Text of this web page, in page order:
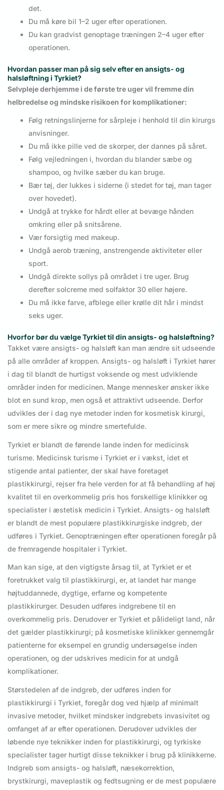
det.
Du må køre bil 1–2 uger efter operationen.
Du kan gradvist genoptage træningen 2–4 uger efter
operationen.
Hvordan passer man på sig selv efter en ansigts- og
halsløftning i Tyrkiet?
Selvpleje derhjemme i de første tre uger vil fremme din
helbredelse og mindske risikoen for komplikationer:
Følg retningslinjerne for sårpleje i henhold til din kirurgs
anvisninger.
Du må ikke pille ved de skorper, der dannes på såret.
Følg vejledningen i, hvordan du blander sæbe og
shampoo, og hvilke sæber du kan bruge.
Bær tøj, der lukkes i siderne (i stedet for tøj, man tager
over hovedet).
Undgå at trykke for hårdt eller at bevæge hånden
omkring eller på snitsårene.
Vær forsigtig med makeup.
Undgå aerob træning, anstrengende aktiviteter eller
sport.
Undgå direkte sollys på området i tre uger. Brug
derefter solcreme med solfaktor 30 eller højere.
Du må ikke farve, afblege eller krølle dit hår i mindst
seks uger.
Hvorfor bør du vælge Tyrkiet til din ansigts- og halsløftning?
Takket være ansigts- og halsløft kan man ændre sit udseende
på alle områder af kroppen. Ansigts- og halsløft i Tyrkiet hører
i dag til blandt de hurtigst voksende og mest udviklende
områder inden for medicinen. Mange mennesker ønsker ikke
blot en sund krop, men også et attraktivt udseende. Derfor
udvikles der i dag nye metoder inden for kosmetisk kirurgi,
som er mere sikre og mindre smertefulde.
Tyrkiet er blandt de førende lande inden for medicinsk
turisme. Medicinsk turisme i Tyrkiet er i vækst, idet et
stigende antal patienter, der skal have foretaget
plastikkirurgi, rejser fra hele verden for at få behandling af høj
kvalitet til en overkommelig pris hos forskellige klinikker og
specialister i æstetisk medicin i Tyrkiet. Ansigts- og halsløft
er blandt de mest populære plastikkirurgiske indgreb, der
udføres i Tyrkiet. Genoptræningen efter operationen foregår på
de fremragende hospitaler i Tyrkiet.
Man kan sige, at den vigtigste årsag til, at Tyrkiet er et
foretrukket valg til plastikkirurgi, er, at landet har mange
højtuddannede, dygtige, erfarne og kompetente
plastikkirurger. Desuden udføres indgrebene til en
overkommelig pris. Derudover er Tyrkiet et pålideligt land, når
det gælder plastikkirurgi; på kosmetiske klinikker gennemgår
patienterne for eksempel en grundig undersøgelse inden
operationen, og der udskrives medicin for at undgå
komplikationer.
Størstedelen af de indgreb, der udføres inden for
plastikkirurgi i Tyrkiet, foregår dog ved hjælp af minimalt
invasive metoder, hvilket mindsker indgrebets invasivitet og
omfanget af ar efter operationen. Derudover udvikles der
løbende nye teknikker inden for plastikkirurgi, og tyrkiske
specialister tager hurtigt disse teknikker i brug på klinikkerne.
Indgreb som ansigts- og halsløft, næsekorrektion,
brystkirurgi, maveplastik og fedtsugning er de mest populære